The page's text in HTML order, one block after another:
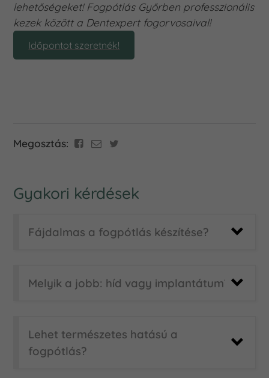
lehetőségeket! Fogpótlás Győrben professzionális
kezek között a Dentexpert fogorvosaival!
Időpontot szeretnék!
Megosztás:
Gyakori kérdések
Fájdalmas a fogpótlás készítése?
Melyik a jobb: híd vagy implantátum?
Lehet természetes hatású a
fogpótlás?